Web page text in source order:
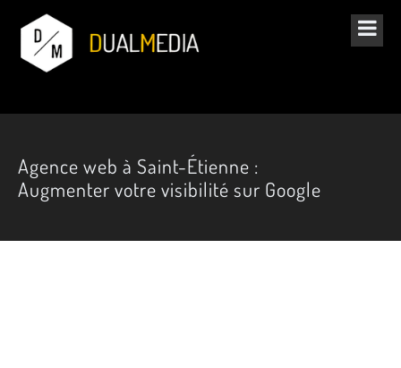
Agence web à Saint-Étienne :
Augmenter votre visibilité sur Google